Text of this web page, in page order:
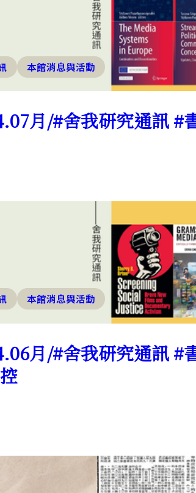
本館消息與活動
月/#舍我研究通訊 #
本館消息與活動
月/#舍我研究通訊 #